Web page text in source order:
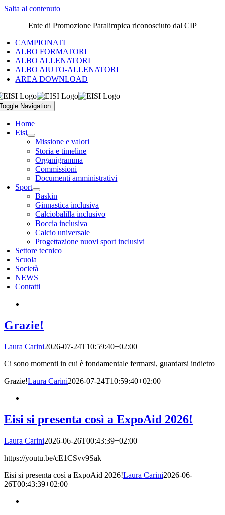
Salta al contenuto
Ente di Promozione Paralimpica riconosciuto dal CIP
CAMPIONATI
ALBO FORMATORI
ALBO ALLENATORI
ALBO AIUTO-ALLENATORI
AREA DOWNLOAD
Navigation
Home
Eisi
Missione e valori
Storia e timeline
Organigramma
Commissioni
Documenti amministrativi
Sport
Baskin
Ginnastica inclusiva
Calciobalilla inclusivo
Boccia inclusiva
Calcio universale
Progettazione nuovi sport inclusivi
Settore tecnico
Scuola
Società
NEWS
Contatti
Grazie!
Laura Carini2026-07-24T10:59:40+02:00
Ci sono momenti in cui è fondamentale fermarsi, guardarsi indietro
Grazie!Laura Carini2026-07-24T10:59:40+02:00
Eisi si presenta così a ExpoAid 2026!
Laura Carini2026-06-26T00:43:39+02:00
https://youtu.be/cE1CSvv9Sak
Eisi si presenta così a ExpoAid 2026!Laura Carini2026-06-
26T00:43:39+02:00